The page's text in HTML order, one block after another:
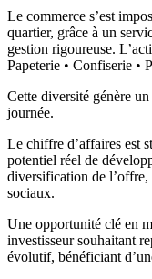
Le commerce s’est
quartier, grâce à un
gestion rigoureuse.
Papeterie • Confiserie •
Cette diversité génère
journée.
Le chiffre d’affaires est
potentiel réel de
diversification de l’offre,
sociaux.
Une opportunité clé en
investisseur souhaitant
évolutif, bénéficiant